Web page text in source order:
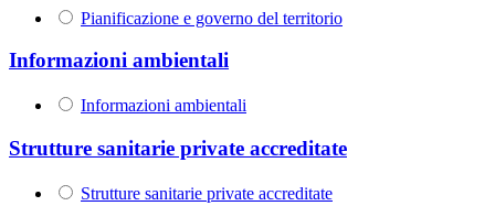
Pianificazione e governo del territorio
Informazioni ambientali
Informazioni ambientali
Strutture sanitarie private accreditate
Strutture sanitarie private accreditate